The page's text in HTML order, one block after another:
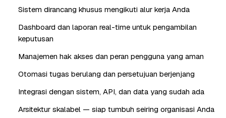
Sistem dirancang khusus mengikuti alur kerja Anda
Dashboard dan laporan real-time untuk pengambilan
keputusan
Manajemen hak akses dan peran pengguna yang aman
Otomasi tugas berulang dan persetujuan berjenjang
Integrasi dengan sistem, API, dan data yang sudah ada
Arsitektur skalabel — siap tumbuh seiring organisasi Anda